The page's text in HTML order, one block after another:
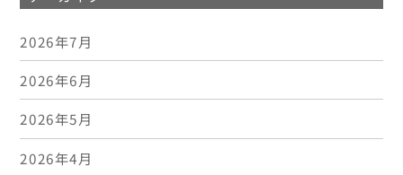
2026年7月
2026年6月
2026年5月
2026年4月